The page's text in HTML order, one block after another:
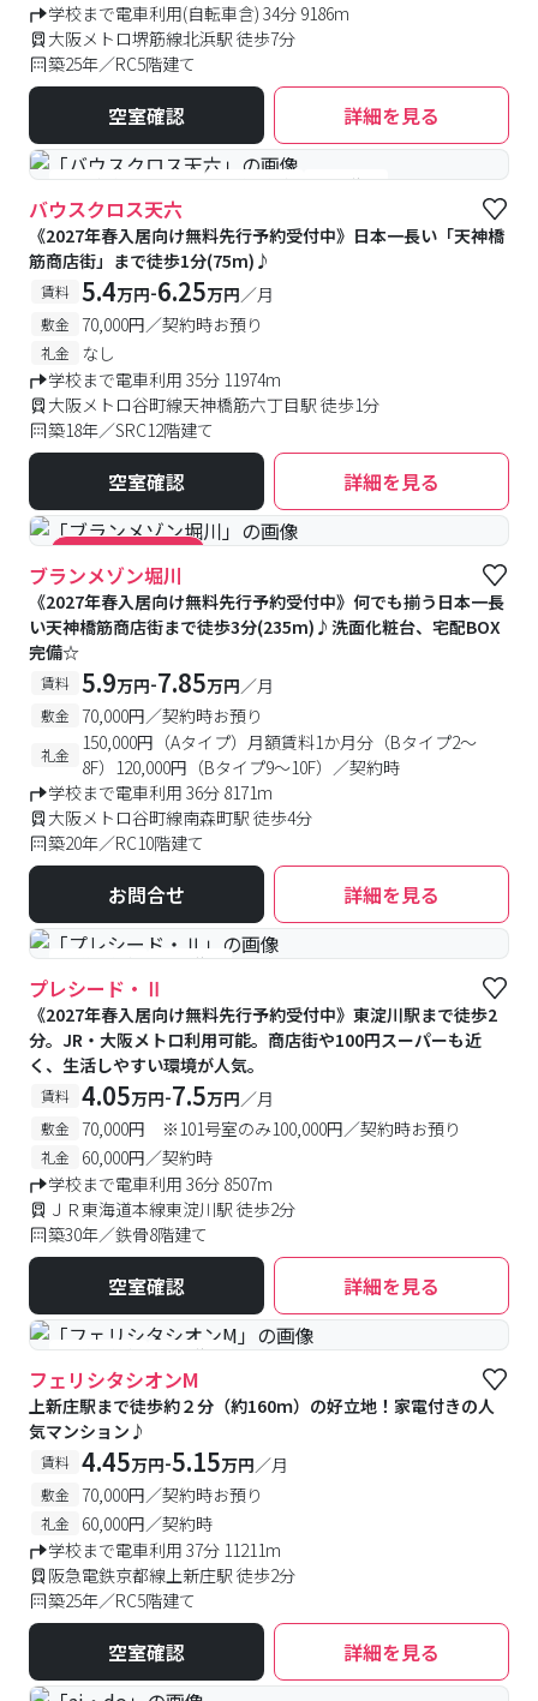
学校まで電車利用(自転車含) 34分 9186m
大阪メトロ堺筋線北浜駅 徒歩7分
築25年／RC5階建て
空室確認 詳細を見る
#女性優先フロアあり #予約受付中 #空室待ち
バウスクロス天六
《2027年春入居向け無料先行予約受付中》日本一長い「天神橋
筋商店街」まで徒歩1分(75m)♪
賃料 5.4万円-6.25万円／月
敷金 70,000円／契約時お預り
礼金
なし
学校まで電車利用 35分 11974m
大阪メトロ谷町線天神橋筋六丁目駅 徒歩1分
築18年／SRC12階建て
空室確認 詳細を見る
#キャンペーン実施中
ブランメゾン堀川
《2027年春入居向け無料先行予約受付中》何でも揃う日本一長
い天神橋筋商店街まで徒歩3分(235m)♪洗面化粧台、宅配BOX
完備☆
賃料 5.9万円-7.85万円／月
敷金 70,000円／契約時お預り
礼金
150,000円（Aタイプ）月額賃料1か月分（Bタイプ2～
8F）120,000円（Bタイプ9～10F）／契約時
学校まで電車利用 36分 8171m
大阪メトロ谷町線南森町駅 徒歩4分
築20年／RC10階建て
お問合せ 詳細を見る
#予約受付中 #空室待ち
プレシード・Ⅱ
《2027年春入居向け無料先行予約受付中》東淀川駅まで徒歩2
分。JR・大阪メトロ利用可能。商店街や100円スーパーも近
く、生活しやすい環境が人気。
賃料 4.05万円-7.5万円／月
敷金 70,000円 ※101号室のみ100,000円／契約時お預り
礼金
60,000円／契約時
学校まで電車利用 36分 8507m
ＪＲ東海道本線東淀川駅 徒歩2分
築30年／鉄骨8階建て
空室確認 詳細を見る
#予約受付中 #空室待ち
フェリシタシオンM
上新庄駅まで徒歩約２分（約160ｍ）の好立地！家電付きの人
気マンション♪
賃料 4.45万円-5.15万円／月
敷金 70,000円／契約時お預り
礼金
60,000円／契約時
学校まで電車利用 37分 11211m
阪急電鉄京都線上新庄駅 徒歩2分
築25年／RC5階建て
空室確認 詳細を見る